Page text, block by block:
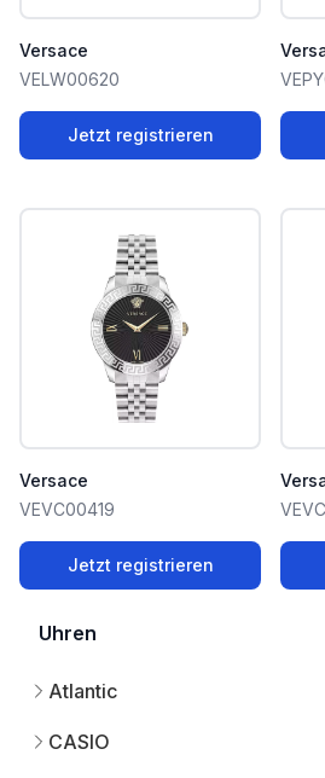
Uhren
Atlantic
CASIO
Versace
VELW00620
Jetzt registrieren
Versace
VEVC00419
Jetzt registrieren